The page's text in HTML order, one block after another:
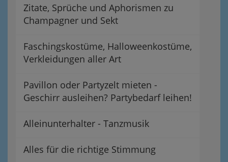
Zitate, Sprüche und Aphorismen zu
Champagner und Sekt
Faschingskostüme, Halloweenkostüme,
Verkleidungen aller Art
Pavillon oder Partyzelt mieten -
Geschirr ausleihen? Partybedarf leihen!
Alleinunterhalter - Tanzmusik
Alles für die richtige Stimmung